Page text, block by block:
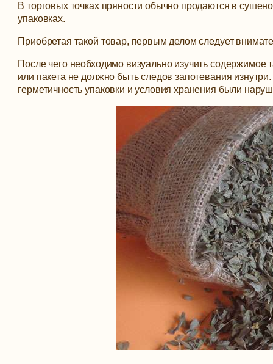
В торговых точках пряности обычно продаются в
упаковках.
Приобретая такой товар, первым делом следует
После чего необходимо визуально изучить
или пакета не должно быть следов запотевания
герметичность упаковки и условия хранения были